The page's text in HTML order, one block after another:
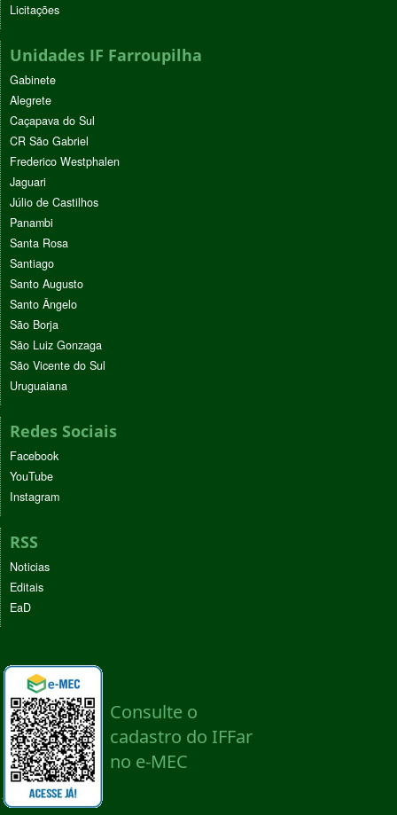
Licitações
Unidades IF Farroupilha
Gabinete
Alegrete
Caçapava do Sul
CR São Gabriel
Frederico Westphalen
Jaguari
Júlio de Castilhos
Panambi
Santa Rosa
Santiago
Santo Augusto
Santo Ângelo
São Borja
São Luiz Gonzaga
São Vicente do Sul
Uruguaiana
Redes Sociais
Facebook
YouTube
Instagram
RSS
Noticias
Editais
EaD